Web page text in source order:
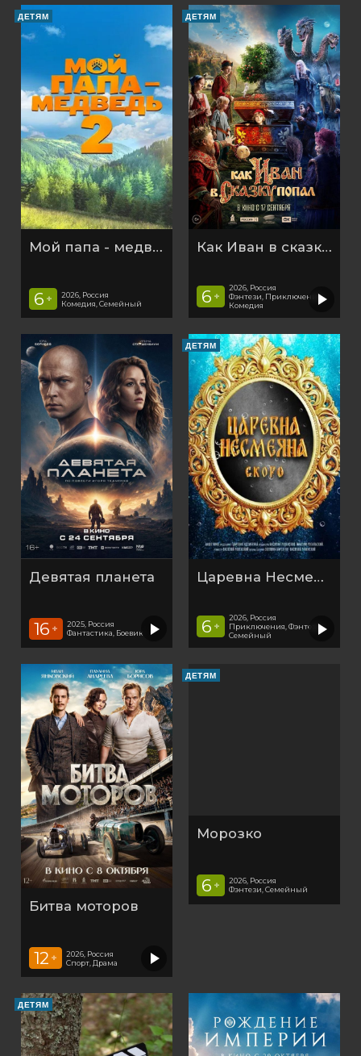
ДЕТЯМ
Мой папа - медведь 2
6 +
2026, Россия
Комедия, Семейный
ДЕТЯМ
Как Иван в сказку попал
6 +
2026, Россия
Фэнтези, Приключения,
Комедия
Девятая планета
16 +
2025, Россия
Фантастика, Боевик
ДЕТЯМ
Царевна Несмеяна
6 +
2026, Россия
Приключения, Фэнтези,
Семейный
Битва моторов
12 +
2026, Россия
Спорт, Драма
ДЕТЯМ
Морозко
6 +
2026, Россия
Фэнтези, Семейный
ДЕТЯМ